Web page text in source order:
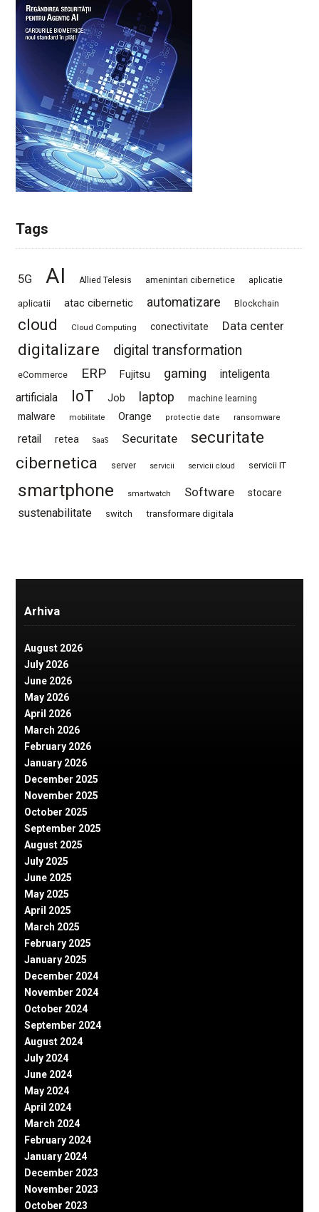
Tags
5G AI Allied Telesis amenintari cibernetice aplicatie
aplicatii atac cibernetic automatizare Blockchain
cloud Cloud Computing conectivitate Data center
digitalizare digital transformation
eCommerce ERP Fujitsu gaming
inteligenta
artificiala
IoT Job laptop machine learning
malware mobilitate Orange protectie date ransomware
retail retea SaaS Securitate
securitate
cibernetica
server servicii servicii cloud servicii IT
smartphone smartwatch Software stocare
sustenabilitate switch transformare digitala
Arhiva
August 2026
July 2026
June 2026
May 2026
April 2026
March 2026
February 2026
January 2026
December 2025
November 2025
October 2025
September 2025
August 2025
July 2025
June 2025
May 2025
April 2025
March 2025
February 2025
January 2025
December 2024
November 2024
October 2024
September 2024
August 2024
July 2024
June 2024
May 2024
April 2024
March 2024
February 2024
January 2024
December 2023
November 2023
October 2023